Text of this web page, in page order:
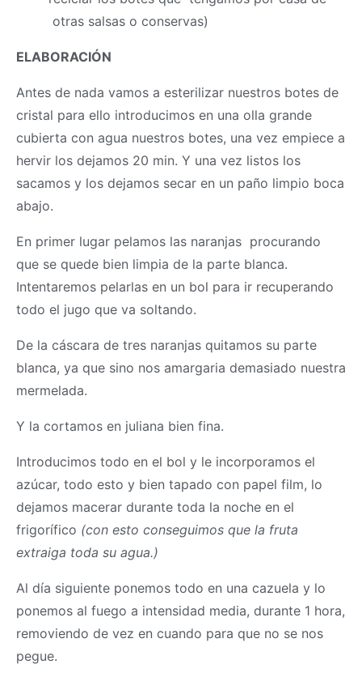
otras salsas o conservas)
ELABORACIÓN
Antes de nada vamos a esterilizar nuestros botes de
cristal para ello introducimos en una olla grande
cubierta con agua nuestros botes, una vez empiece a
hervir los dejamos 20 min. Y una vez listos los
sacamos y los dejamos secar en un paño limpio boca
abajo.
En primer lugar pelamos las naranjas procurando
que se quede bien limpia de la parte blanca.
Intentaremos pelarlas en un bol para ir recuperando
todo el jugo que va soltando.
De la cáscara de tres naranjas quitamos su parte
blanca, ya que sino nos amargaria demasiado nuestra
mermelada.
Y la cortamos en juliana bien fina.
Introducimos todo en el bol y le incorporamos el
azúcar, todo esto y bien tapado con papel film, lo
dejamos macerar durante toda la noche en el
frigorífico (con esto conseguimos que la fruta
extraiga toda su agua.)
Al día siguiente ponemos todo en una cazuela y lo
ponemos al fuego a intensidad media, durante 1 hora,
removiendo de vez en cuando para que no se nos
pegue.